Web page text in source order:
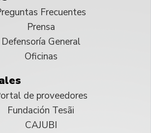
Frecuentes
Prensa
Defensoría General
Oficinas
de proveedores
Fundación Tesãi
CAJUBI